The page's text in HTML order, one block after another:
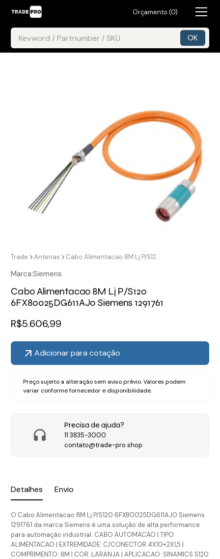
Orçamento (0)
Detalhes Envio
O Cabo Alimentacao 8M Lj P/S120 6FX80025DG611AJ0 Siemens
1291761 da marca Siemens é uma solução de alta performance
para automação industrial. CABO AUTOMACAO | TIPO:
ALIMENTACAO | EXTREMIDADE: C/CONECTOR 4X10+2X1,5 |
COMPRIMENTO: 8M | COR: LARANJA | APLICACAO: SINAMICS S120
Trade Antenas Cabo Alimentacao 8M Lj P/S120 6FX80025DG611AJ0 Siemens 1291761
Marca:Siemens
Cabo Alimentacao 8M Lj P/S120
6FX80025DG611AJ0 Siemens 1291761
R$5.606,99
Adicionar para cotação
Preço sujeito a alteração sem aviso prévio. Valores podem
variar conforme fornecedor e disponibilidade.
Precisa de ajuda?
11 3835-3000
contato@trade-pro.shop